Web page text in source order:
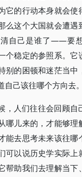
它的行动本身就会使
么这个大国就会遭遇
自己是谁了——要
个稳定的参照系。它
别的困顿和迷茫当中
己该往哪个方向去。
，人们往往会回顾自
哪儿来的，才能够理
能去思考未来该往哪
可以说历史学实际上
帮助我们去理解当下